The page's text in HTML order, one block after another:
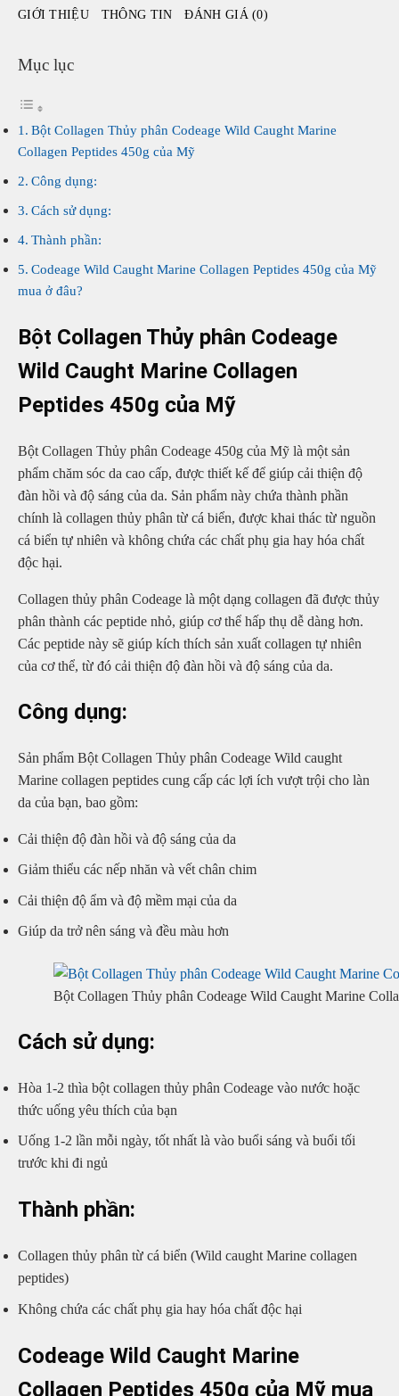
GIỚI THIỆU THÔNG TIN ĐÁNH GIÁ (0)
Mục lục
Bột Collagen Thủy phân Codeage Wild Caught Marine
Collagen Peptides 450g của Mỹ
Công dụng:
Cách sử dụng:
Thành phần:
Codeage Wild Caught Marine Collagen Peptides 450g của Mỹ
mua ở đâu?
Bột Collagen Thủy phân Codeage
Wild Caught Marine Collagen
Peptides 450g của Mỹ
Bột Collagen Thủy phân Codeage 450g của Mỹ là một sản
phẩm chăm sóc da cao cấp, được thiết kế để giúp cải thiện độ
đàn hồi và độ sáng của da. Sản phẩm này chứa thành phần
chính là collagen thủy phân từ cá biển, được khai thác từ nguồn
cá biển tự nhiên và không chứa các chất phụ gia hay hóa chất
độc hại.
Collagen thủy phân Codeage là một dạng collagen đã được thủy
phân thành các peptide nhỏ, giúp cơ thể hấp thụ dễ dàng hơn.
Các peptide này sẽ giúp kích thích sản xuất collagen tự nhiên
của cơ thể, từ đó cải thiện độ đàn hồi và độ sáng của da.
Công dụng:
Sản phẩm Bột Collagen Thủy phân Codeage Wild caught
Marine collagen peptides cung cấp các lợi ích vượt trội cho làn
da của bạn, bao gồm:
Cải thiện độ đàn hồi và độ sáng của da
Giảm thiểu các nếp nhăn và vết chân chim
Cải thiện độ ẩm và độ mềm mại của da
Giúp da trở nên sáng và đều màu hơn
Bột Collagen Thủy phân Codeage Wild Caught Marine
Cách sử dụng:
Hòa 1-2 thìa bột collagen thủy phân Codeage vào nước hoặc
thức uống yêu thích của bạn
Uống 1-2 lần mỗi ngày, tốt nhất là vào buổi sáng và buổi tối
trước khi đi ngủ
Thành phần:
Collagen thủy phân từ cá biển (Wild caught Marine collagen
peptides)
Không chứa các chất phụ gia hay hóa chất độc hại
Codeage Wild Caught Marine
Collagen Peptides 450g của Mỹ mua